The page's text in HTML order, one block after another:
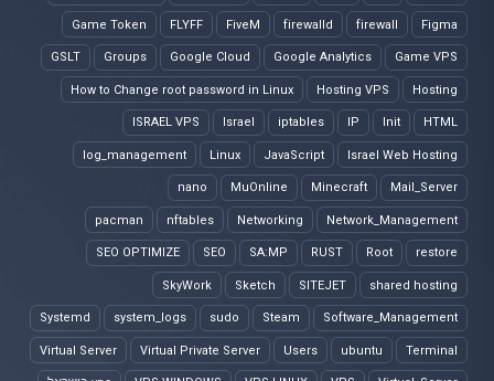
Figma
firewall
firewalld
FiveM
FLYFF
Game Token
Game VPS
Google Analytics
Google Cloud
Groups
GSLT
Hosting
Hosting VPS
How to Change root password in Linux
HTML
Init
IP
iptables
Israel
ISRAEL VPS
Israel Web Hosting
JavaScript
Linux
log_management
Mail_Server
Minecraft
MuOnline
nano
Network_Management
Networking
nftables
pacman
restore
Root
RUST
SA:MP
SEO
SEO OPTIMIZE
shared hosting
SITEJET
Sketch
SkyWork
Software_Management
Steam
sudo
system_logs
Systemd
Terminal
ubuntu
Users
Virtual Private Server
Virtual Server